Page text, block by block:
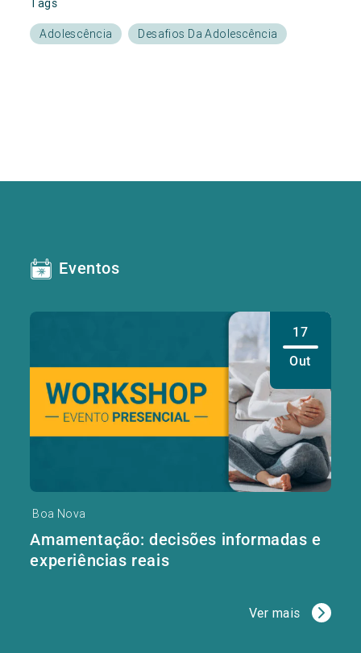
Tags
Adolescência Desafios Da Adolescência
Eventos
17
Out
Boa Nova
Amamentação: decisões informadas e
experiências reais
Ver mais